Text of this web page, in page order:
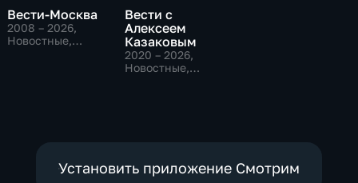
Вести-Москва
2008 – 2026,
Новостные,
Вести с
Алексеем
Казаковым
2020 – 2026,
Новостные,
Установить приложение Смотрим